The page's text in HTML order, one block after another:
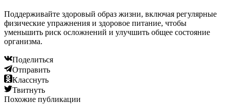
Поддерживайте здоровый образ жизни, включая регулярные
физические упражнения и здоровое питание, чтобы
уменьшить риск осложнений и улучшить общее состояние
организма.
Поделиться
Отправить
Класснуть
Твитнуть
Похожие публикации